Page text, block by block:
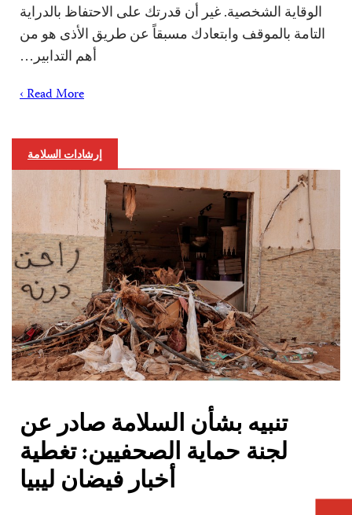
الوقاية الشخصية. غير أن قدرتك على الاحتفاظ بالدراية
التامة بالموقف وابتعادك مسبقاً عن طريق الأذى هو من
أهم التدابير…
Read More ›
إرشادات السلامة
تنبيه بشأن السلامة صادر عن
لجنة حماية الصحفيين: تغطية
أخبار فيضان ليبيا